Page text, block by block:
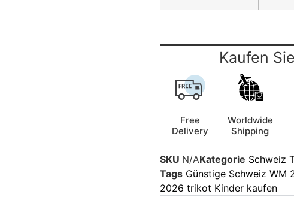
Kaufen
Free
Delivery
Worldwide
Shipping
SKU N/AKategorie Schweiz
Tags Günstige Schweiz WM
2026 trikot Kinder kaufen